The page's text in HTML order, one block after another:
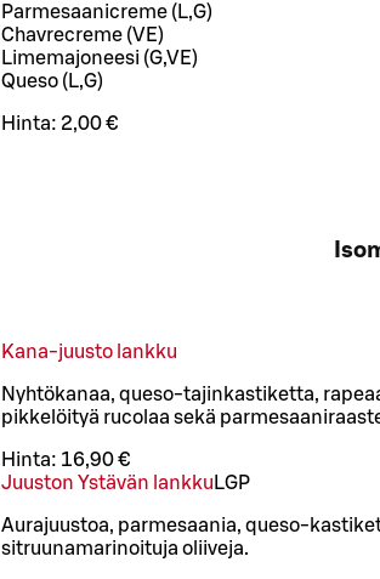
Parmesaanicreme (L,G)
Chavrecreme (VE)
Limemajoneesi (G,VE)
Queso (L,G)
Hinta: 2,00 €
Kana-juusto lankku
Nyhtökanaa, queso-tajinkastiketta,
pikkelöityä rucolaa sekä
Hinta: 16,90 €
Juuston Ystävän lankku LGP
Aurajuustoa, parmesaania, queso-
sitruunamarinoituja oliiveja.